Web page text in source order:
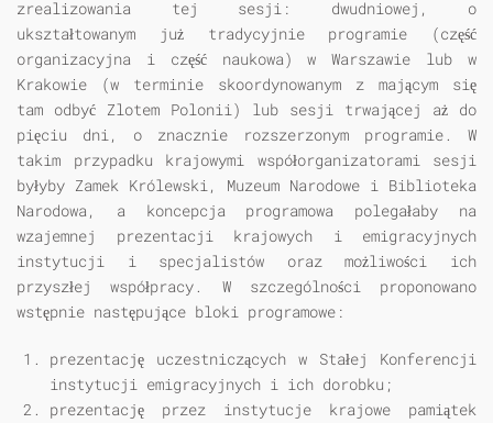
zrealizowania tej sesji: dwudniowej, o
ukształtowanym już tradycyjnie programie (część
organizacyjna i część naukowa) w Warszawie lub w
Krakowie (w terminie skoordynowanym z mającym się
tam odbyć Zlotem Polonii) lub sesji trwającej aż do
pięciu dni, o znacznie rozszerzonym programie. W
takim przypadku krajowymi współorganizatorami sesji
byłyby Zamek Królewski, Muzeum Narodowe i Biblioteka
Narodowa, a koncepcja programowa polegałaby na
wzajemnej prezentacji krajowych i emigracyjnych
instytucji i specjalistów oraz możliwości ich
przyszłej współpracy. W szczególności proponowano
wstępnie następujące bloki programowe:
prezentację uczestniczących w Stałej Konferencji
instytucji emigracyjnych i ich dorobku;
prezentację przez instytucje krajowe pamiątek